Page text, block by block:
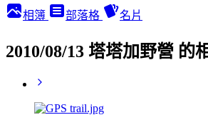
相簿 部落格 名片
2010/08/13 塔塔加野營 的